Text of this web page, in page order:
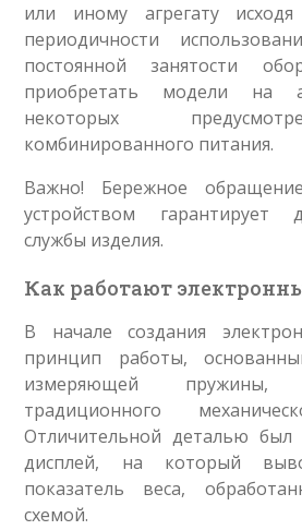
или иному агрегату
периодичности
постоянной занятости
приобретать модели на
некоторых
комбинированного питания.
Важно! Бережное
устройством гарантирует
службы изделия.
Как работают
В начале создания
принцип работы,
измеряющей
традиционного
Отличительной деталью
дисплей, на который
показатель веса,
схемой.